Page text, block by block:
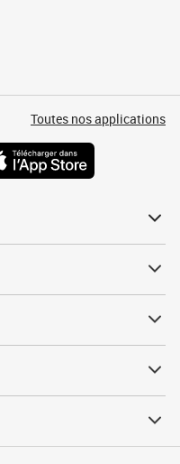
Toutes nos applications